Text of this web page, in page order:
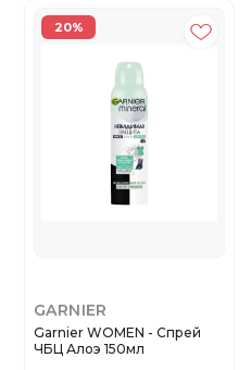
20%
GARNIER
Garnier WOMEN - Спрей
ЧБЦ Алоэ 150мл